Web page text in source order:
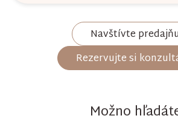
Navštívte
Rezervujte si
Možno